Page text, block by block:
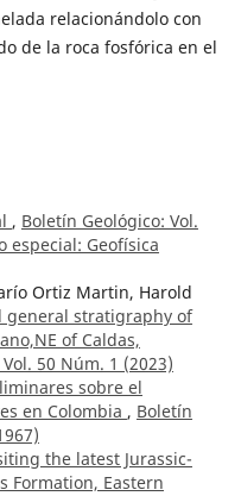
relacionándolo con
de la roca fosfórica en el
, Boletín Geológico: Vol.
especial: Geofísica
Ortiz Martin, Harold
general stratigraphy of
of Caldas,
50 Núm. 1 (2023)
sobre el
en Colombia , Boletín
the latest Jurassic-
Formation, Eastern